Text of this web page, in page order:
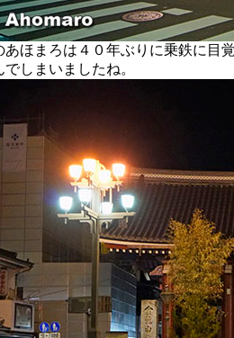
ほまろは４０年ぶりに乗鉄に目
でしまいましたね。